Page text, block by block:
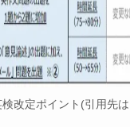
改定ポイント(引用先は